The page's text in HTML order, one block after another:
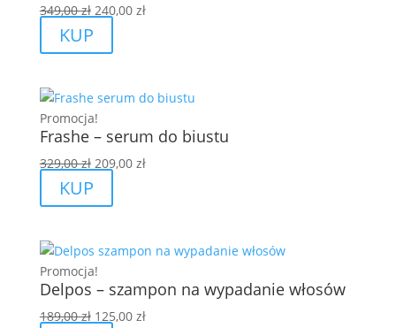
349,00zł Pierwotna
wynosiła:
240,00 złAktualna
KUP
Promocja!
Frashe – serum do biustu
329,00zł Pierwotna
wynosiła:
209,00 złAktualna
KUP
Promocja!
Delpos – szampon na wypadanie włosów
189,00zł Pierwotna
125,00 złAktualna